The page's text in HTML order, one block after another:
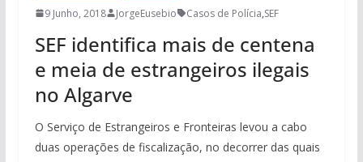
9 Junho, 2018 JorgeEusebio Casos de Polícia,SEF
SEF identifica mais de centena
e meia de estrangeiros ilegais
no Algarve
O Serviço de Estrangeiros e Fronteiras levou a cabo
duas operações de fiscalização, no decorrer das quais